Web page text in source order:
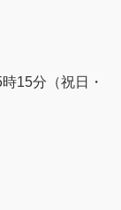
15分（祝日・